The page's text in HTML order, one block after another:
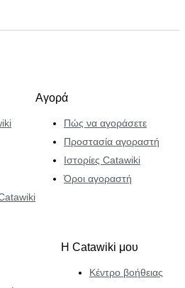
Αγορά
Πώς να αγοράσετε
Προστασία αγοραστή
Ιστορίες Catawiki
Όροι αγοραστή
Η Catawiki μου
Κέντρο βοήθειας